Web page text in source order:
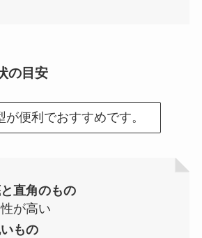
の目安
便利でおすすめです。
直角のもの
が高い
もの